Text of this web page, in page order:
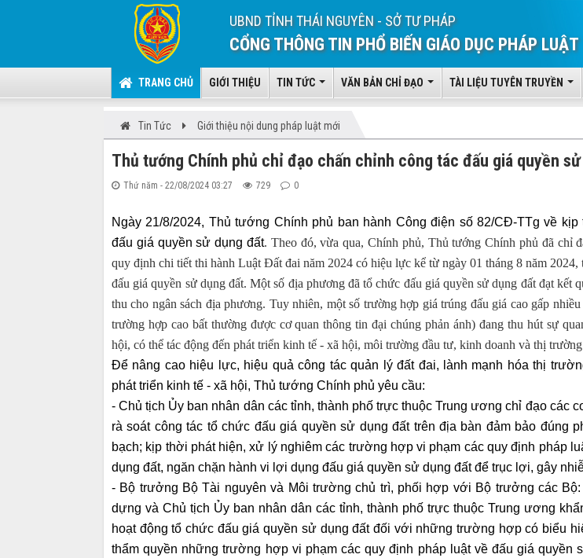
UBND TỈNH THÁI NGUYÊN - SỞ TƯ PHÁP
CỔNG THÔNG TIN PHỔ BIẾN GIÁO DỤC PHÁP LUẬT
TRANG CHỦ GIỚI THIỆU TIN TỨC VĂN BẢN CHỈ ĐẠO TÀI LIỆU TUYÊN TRUYỀN
Tin Tức Giới thiệu nội dung pháp luật mới
Thủ tướng Chính phủ chỉ đạo chấn chỉnh công tác đấu giá quyền
Thứ năm - 22/08/2024 03:27 729 0
Ngày 21/8/2024, Thủ tướng Chính phủ ban hành Công điện số 82/CĐ-TTg về
đấu giá quyền sử dụng đất. Theo đó, vừa qua, Chính phủ, Thủ tướng Chính phủ đã chỉ
quy định chi tiết thi hành Luật Đất đai năm 2024 có hiệu lực kể từ ngày 01 tháng 8 năm
đấu giá quyền sử dụng đất. Một số địa phương đã tổ chức đấu giá quyền sử dụng đất đạt kết
thu cho ngân sách địa phương. Tuy nhiên, một số trường hợp giá trúng đấu giá cao gấp
trường hợp cao bất thường được cơ quan thông tin đại chúng phản ánh) đang thu hút sự
hội, có thể tác động đến phát triển kinh tế - xã hội, môi trường đầu tư, kinh doanh và thị
Để nâng cao hiệu lực, hiệu quả công tác quản lý đất đai, lành mạnh hóa thị
phát triển kinh tế - xã hội, Thủ tướng Chính phủ yêu cầu:
- Chủ tịch Ủy ban nhân dân các tỉnh, thành phố trực thuộc Trung ương chỉ đạo các
rà soát công tác tổ chức đấu giá quyền sử dụng đất trên địa bàn đảm bảo đúng
bạch; kịp thời phát hiện, xử lý nghiêm các trường hợp vi phạm các quy định pháp
dụng đất, ngăn chặn hành vi lợi dụng đấu giá quyền sử dụng đất để trục lợi, gây
- Bộ trưởng Bộ Tài nguyên và Môi trường chủ trì, phối hợp với Bộ trưởng các
dựng và Chủ tịch Ủy ban nhân dân các tỉnh, thành phố trực thuộc Trung ương
hoạt động tổ chức đấu giá quyền sử dụng đất đối với những trường hợp có biểu
thẩm quyền những trường hợp vi phạm các quy định pháp luật về đấu giá quyền